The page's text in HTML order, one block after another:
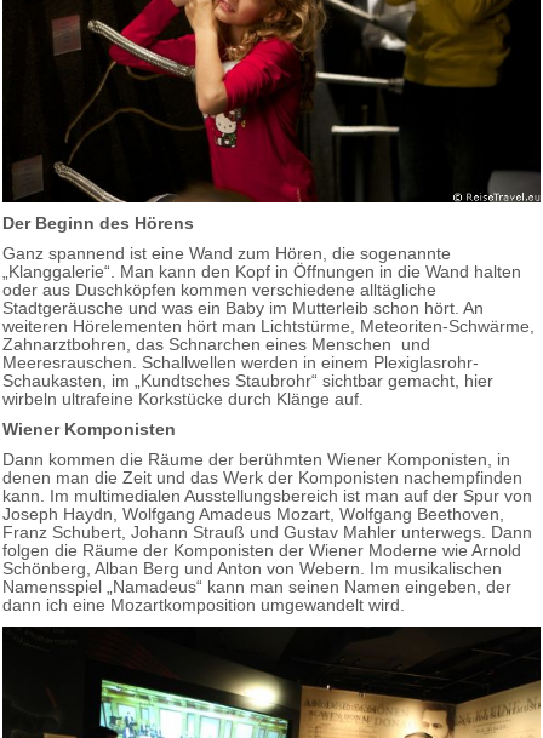
Der Beginn des Hörens
Ganz spannend ist eine Wand zum Hören, die sogenannte
„Klanggalerie“. Man kann den Kopf in Öffnungen in die Wand halten
oder aus Duschköpfen kommen verschiedene alltägliche
Stadtgeräusche und was ein Baby im Mutterleib schon hört. An
weiteren Hörelementen hört man Lichtstürme, Meteoriten-Schwärme,
Zahnarztbohren, das Schnarchen eines Menschen und
Meeresrauschen. Schallwellen werden in einem Plexiglasrohr-
Schaukasten, im „Kundtsches Staubrohr“ sichtbar gemacht, hier
wirbeln ultrafeine Korkstücke durch Klänge auf.
Wiener Komponisten
Dann kommen die Räume der berühmten Wiener Komponisten, in
denen man die Zeit und das Werk der Komponisten nachempfinden
kann. Im multimedialen Ausstellungsbereich ist man auf der Spur von
Joseph Haydn, Wolfgang Amadeus Mozart, Wolfgang Beethoven,
Franz Schubert, Johann Strauß und Gustav Mahler unterwegs. Dann
folgen die Räume der Komponisten der Wiener Moderne wie Arnold
Schönberg, Alban Berg und Anton von Webern. Im musikalischen
Namensspiel „Namadeus“ kann man seinen Namen eingeben, der
dann ich eine Mozartkomposition umgewandelt wird.